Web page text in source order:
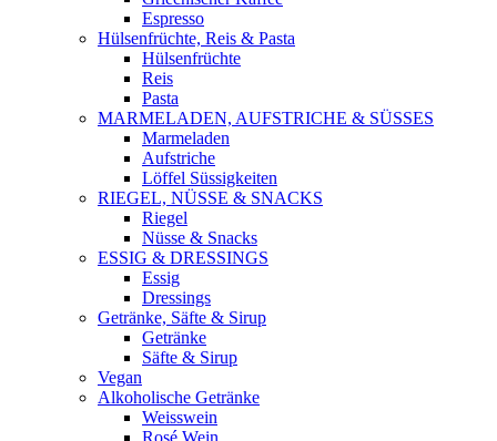
Espresso
Hülsenfrüchte, Reis & Pasta
Hülsenfrüchte
Reis
Pasta
MARMELADEN, AUFSTRICHE & SÜSSES
Marmeladen
Aufstriche
Löffel Süssigkeiten
RIEGEL, NÜSSE & SNACKS
Riegel
Nüsse & Snacks
ESSIG & DRESSINGS
Essig
Dressings
Getränke, Säfte & Sirup
Getränke
Säfte & Sirup
Vegan
Alkoholische Getränke
Weisswein
Rosé Wein